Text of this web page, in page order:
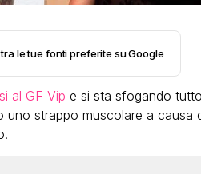
le tue fonti preferite su Google
al GF Vip e si sta sfogando
strappo muscolare a causa